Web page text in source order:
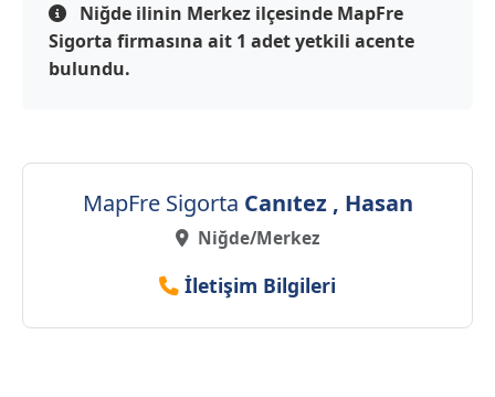
Niğde ilinin Merkez ilçesinde MapFre
Sigorta firmasına ait 1 adet yetkili acente
bulundu.
MapFre Sigorta Canıtez , Hasan
Niğde/Merkez
İletişim Bilgileri